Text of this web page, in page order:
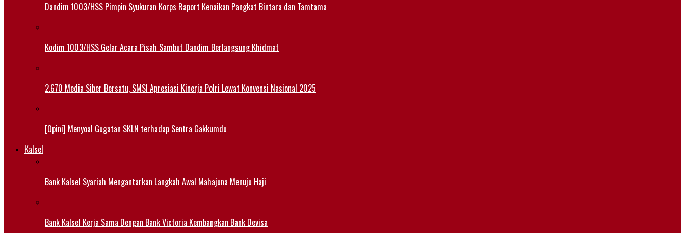
Dandim 1003/HSS Pimpin Syukuran Korps Raport Kenaikan Pangkat Bintara dan Tamtama
Kodim 1003/HSS Gelar Acara Pisah Sambut Dandim Berlangsung Khidmat
2.670 Media Siber Bersatu, SMSI Apresiasi Kinerja Polri Lewat Konvensi Nasional 2025
[Opini] Menyoal Gugatan SKLN terhadap Sentra Gakkumdu
Kalsel
Bank Kalsel Syariah Mengantarkan Langkah Awal Mahajuna Menuju Haji
Bank Kalsel Kerja Sama Dengan Bank Victoria Kembangkan Bank Devisa